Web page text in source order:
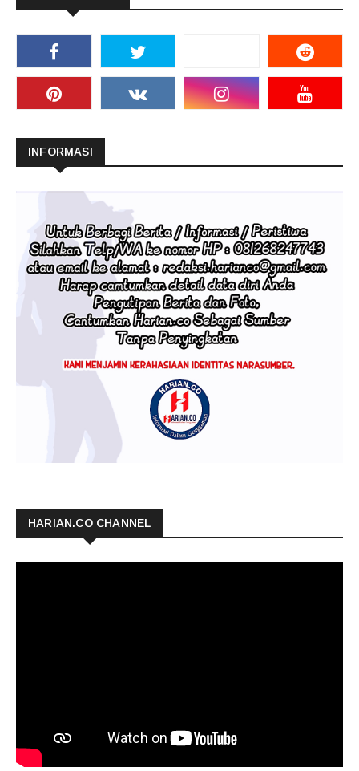
INFORMASI
HARIAN.CO CHANNEL